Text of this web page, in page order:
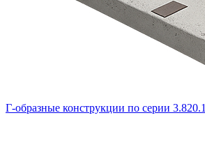
Г-образные конструкции по серии